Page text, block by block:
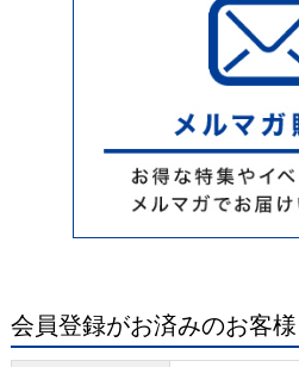
会員登録がお済みのお客様